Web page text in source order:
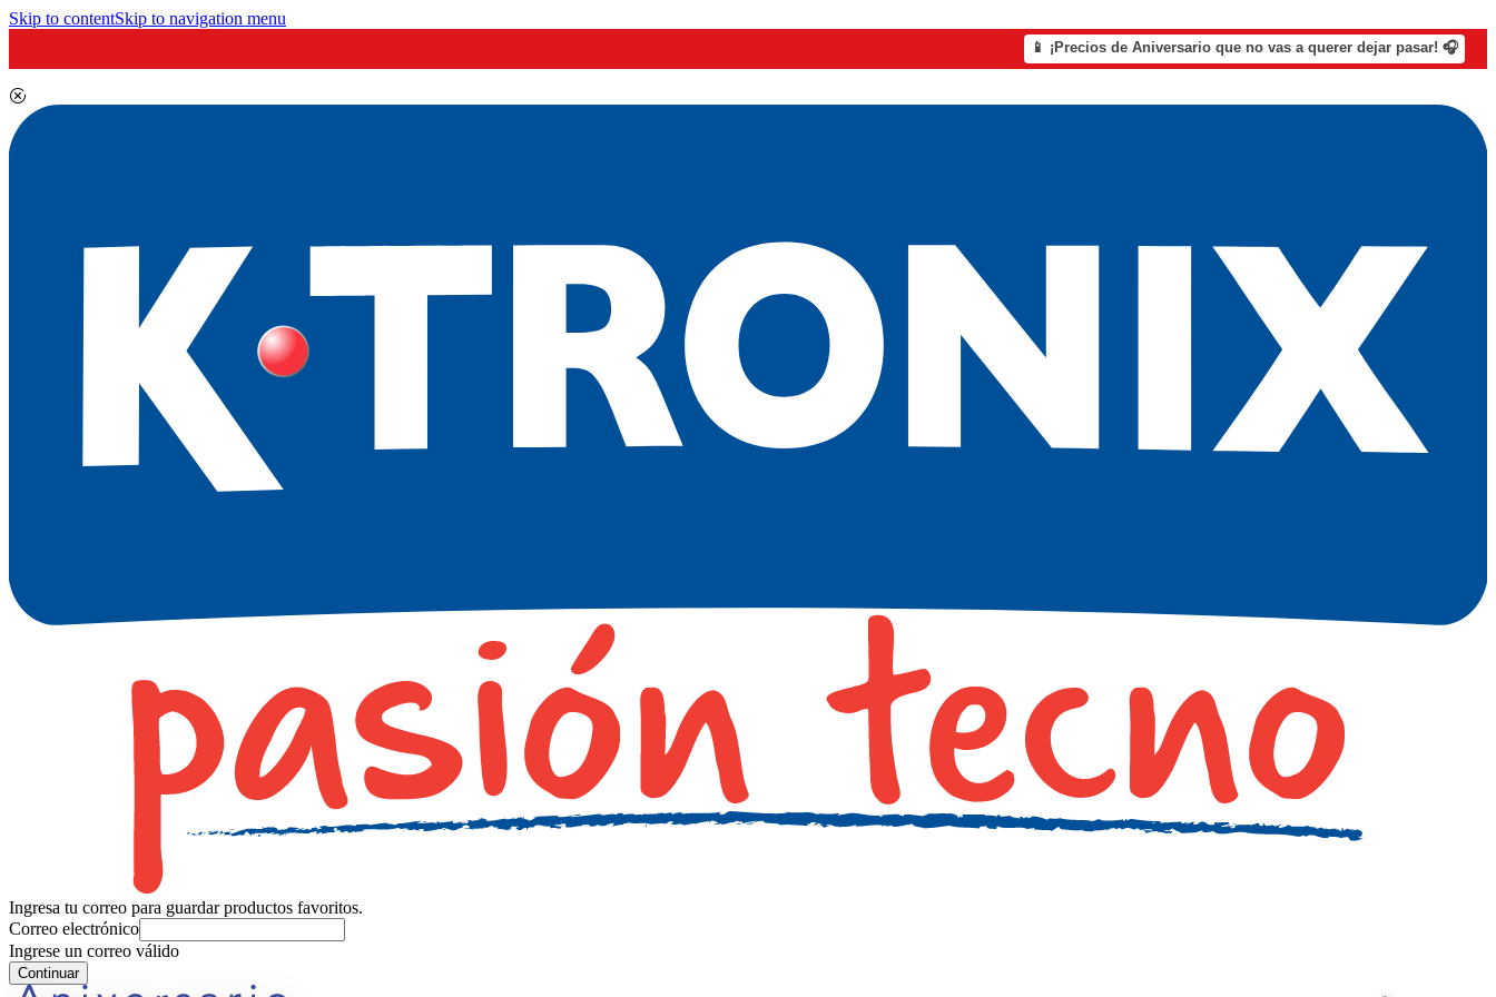
Skip to contentSkip to navigation menu
📱 ¡Precios de Aniversario que no vas a querer dejar pasar! 🎧
Ingresa tu correo para guardar productos favoritos.
Correo electrónico
Ingrese un correo válido
Continuar